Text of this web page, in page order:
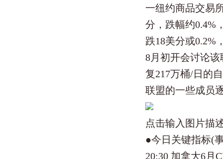
一纽约商品交易
分，跌幅约0.4%
跌18美分或0.2%
8月初开会讨论
复217万桶/日的
联盟的一些成员
点击输入图片描
●今日关键指标(
20:30 加拿大6月